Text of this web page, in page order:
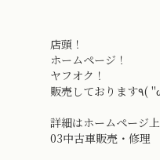
店頭！
ホームページ！
ヤフオク！
詳細はホームページ
03中古車販売・修